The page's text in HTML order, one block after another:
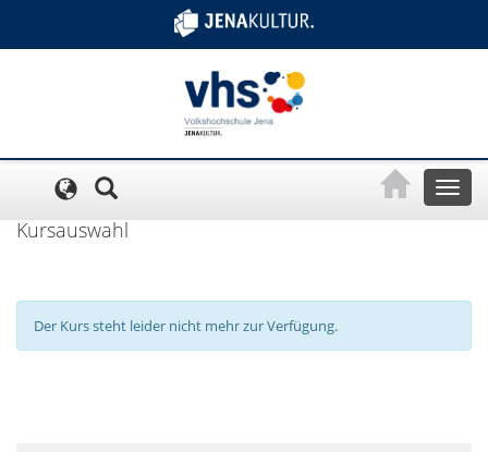
Toggle
Kursauswahl
Der Kurs steht leider nicht mehr zur Verfügung.